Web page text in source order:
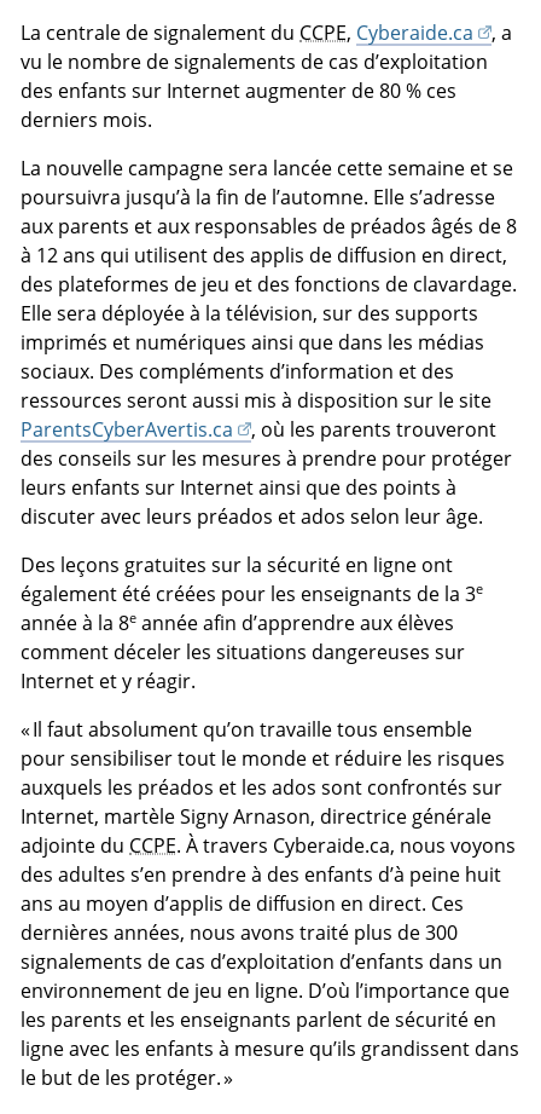
La centrale de signalement du CCPE, Cyberaide.ca
, a
vu le nombre de signalements de cas d’exploitation
des enfants sur Internet augmenter de 80 % ces
derniers mois.
La nouvelle campagne sera lancée cette semaine et se
poursuivra jusqu’à la fin de l’automne. Elle s’adresse
aux parents et aux responsables de préados âgés de 8
à 12 ans qui utilisent des applis de diffusion en direct,
des plateformes de jeu et des fonctions de clavardage.
Elle sera déployée à la télévision, sur des supports
imprimés et numériques ainsi que dans les médias
sociaux. Des compléments d’information et des
ressources seront aussi mis à disposition sur le site
ParentsCyberAvertis.ca
, où les parents trouveront
des conseils sur les mesures à prendre pour protéger
leurs enfants sur Internet ainsi que des points à
discuter avec leurs préados et ados selon leur âge.
Des leçons gratuites sur la sécurité en ligne ont
également été créées pour les enseignants de la 3e
année à la 8e année afin d’apprendre aux élèves
comment déceler les situations dangereuses sur
Internet et y réagir.
« Il faut absolument qu’on travaille tous ensemble
pour sensibiliser tout le monde et réduire les risques
auxquels les préados et les ados sont confrontés sur
Internet, martèle Signy Arnason, directrice générale
adjointe du CCPE. À travers Cyberaide.ca, nous voyons
des adultes s’en prendre à des enfants d’à peine huit
ans au moyen d’applis de diffusion en direct. Ces
dernières années, nous avons traité plus de 300
signalements de cas d’exploitation d’enfants dans un
environnement de jeu en ligne. D’où l’importance que
les parents et les enseignants parlent de sécurité en
ligne avec les enfants à mesure qu’ils grandissent dans
le but de les protéger. »